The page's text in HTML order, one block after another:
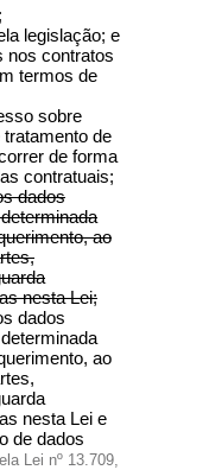
legislação; e
nos contratos
termos de
sobre
de
de forma
contratuais;
dados
ao
nesta Lei;
dados
ao
nesta Lei e
de dados
Lei nº 13.709,